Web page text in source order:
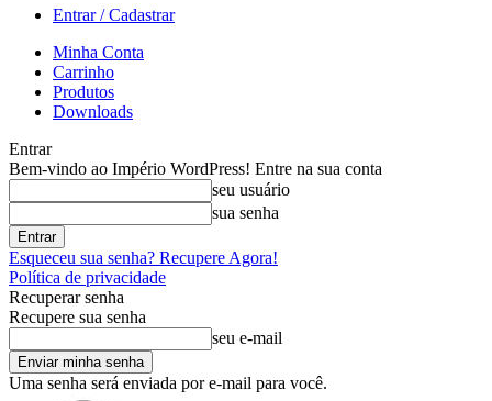
Entrar / Cadastrar
Minha Conta
Carrinho
Produtos
Downloads
Entrar
Bem-vindo ao Império WordPress! Entre na sua conta
seu usuário
sua senha
Esqueceu sua senha? Recupere Agora!
Política de privacidade
Recuperar senha
Recupere sua senha
seu e-mail
Uma senha será enviada por e-mail para você.